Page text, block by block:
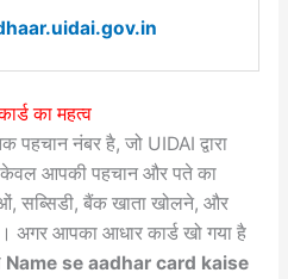
का महत्व
नंबर है, जो UIDAI द्वारा
केवल आपकी पहचान और पते का
सब्सिडी, बैंक खाता खोलने, और
आपका आधार कार्ड खो गया है
Name se aadhar card kaise